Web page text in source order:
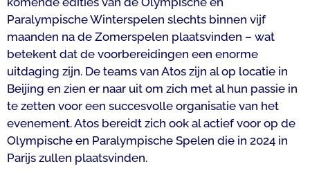
Paralympische Winterspelen slechts binnen vijf
maanden na de Zomerspelen plaatsvinden – wat
betekent dat de voorbereidingen een enorme
uitdaging zijn. De teams van Atos zijn al op locatie in
Beijing en zien er naar uit om zich met al hun passie in
te zetten voor een succesvolle organisatie van het
evenement. Atos bereidt zich ook al actief voor op de
Olympische en Paralympische Spelen die in 2024 in
Parijs zullen plaatsvinden.